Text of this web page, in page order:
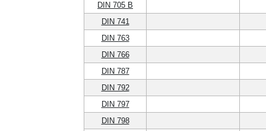
DIN 705 B
DIN 741
DIN 763
DIN 766
DIN 787
DIN 792
DIN 797
DIN 798